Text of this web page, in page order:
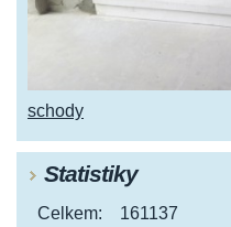
schody
Statistiky
Celkem:
161137